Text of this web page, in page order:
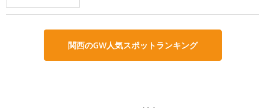
関西のGW人気スポットランキング